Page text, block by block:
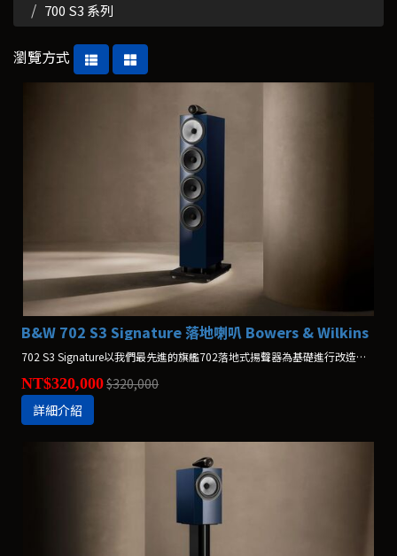
700 S3 系列
瀏覽方式
B&W 702 S3 Signature 落地喇叭 Bowers & Wilkins
702 S3 Signature以我們最先進的旗艦702落地式揚聲器為基礎進行改造，帶來無與倫比的性能等級。
NT$320,000$320,000
詳細介紹